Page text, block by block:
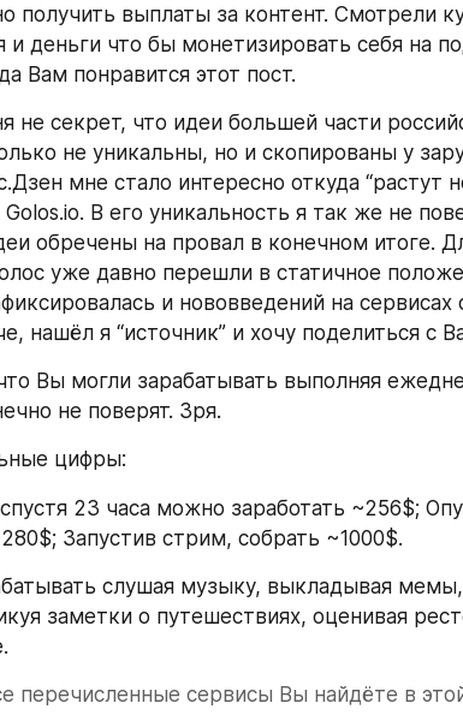
получить выплаты за контент. Смотрели
и деньги что бы монетизировать себя на
Вам понравится этот пост.
не секрет, что идеи большей части
не уникальны, но и скопированы у
мне стало интересно откуда “растут
Golos.io. В его уникальность я так же не
обречены на провал в конечном итоге.
уже давно перешли в статичное
и нововведений на
нашёл я “источник” и хочу поделиться с
Вы могли зарабатывать выполняя
не поверят. Зря.
цифры:
23 часа можно заработать ~256$;
Запустив стрим, собрать ~1000$.
слушая музыку, выкладывая
заметки о путешествиях, оценивая
перечисленные сервисы Вы найдёте в